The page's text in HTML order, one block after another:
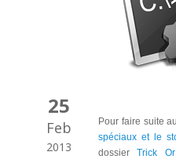
25
Feb
2013
Pour faire suite
spéciaux et le
dossierTrick